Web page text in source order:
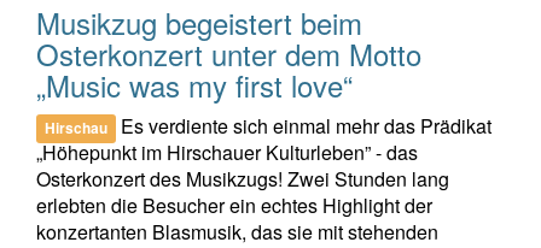
Musikzug begeistert beim
Osterkonzert unter dem Motto
„Music was my first love“
Hirschau
Es verdiente sich einmal mehr das Prädikat
„Höhepunkt im Hirschauer Kulturleben” - das
Osterkonzert des Musikzugs! Zwei Stunden lang
erlebten die Besucher ein echtes Highlight der
konzertanten Blasmusik, das sie mit stehenden